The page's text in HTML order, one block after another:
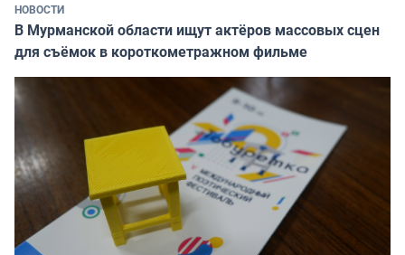
НОВОСТИ
В Мурманской области ищут актёров массовых сцен
для съёмок в короткометражном фильме